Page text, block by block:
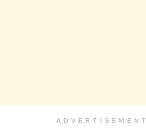
ADVERTISEMENT